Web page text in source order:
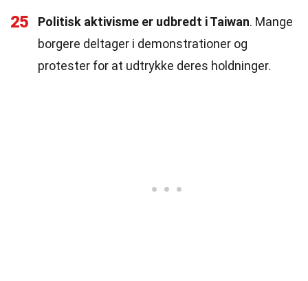
25 Politisk aktivisme er udbredt i Taiwan. Mange
borgere deltager i demonstrationer og
protester for at udtrykke deres holdninger.